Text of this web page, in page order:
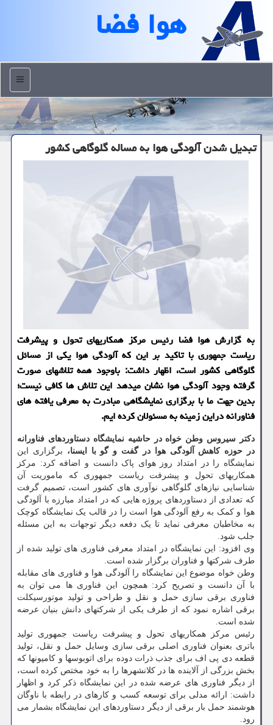
هوا فضا
منو
تبدیل شدن آلودگی هوا به مساله گلوگاهی كشور
به گزارش هوا فضا رئیس مرکز همکاریهای تحول و پیشرفت
ریاست جمهوری با تاکید بر این که آلودگی هوا یکی از مسائل
گلوگاهی کشور است، اظهار داشت: باوجود همه تلاشهای صورت
گرفته وجود آلودگی هوا نشان میدهد این تلاش ها کافی نیست؛
بدین جهت ما با برگزاری نمایشگاهی مبادرت به معرفی یافته های
فناورانه دراین زمینه به مسئولان کرده ایم.
دکتر سیروس وطن خواه در حاشیه نمایشگاه دستاوردهای فناورانه
در حوزه کاهش آلودگی هوا در گفت و گو با ایسنا، برگزاری این
نمایشگاه را در امتداد روز هوای پاک دانست و اضافه کرد: مرکز
همکاریهای تحول و پیشرفت ریاست جمهوری که ماموریت آن
شناسایی نیازهای گلوگاهی نوآوری های کشور است، تصمیم گرفت
که تعدادی از دستاوردهای پروژه هایی که در امتداد مبارزه با آلودگی
هوا و کمک به رفع آلودگی هوا است را در قالب یک نمایشگاه کوچک
به مخاطبان معرفی نماید تا یک دفعه دیگر توجهات به این مسئله
جلب شود.
وی افزود: این نمایشگاه در امتداد معرفی فناوری های تولید شده از
طرف شرکتها و فناوران برگزار شده است.
وطن خواه موضوع این نمایشگاه را آلودگی هوا و فناوری های مقابله
با آن دانست و تصریح کرد: همچون این فناوری ها می توان به
فناوری برقی سازی حمل و نقل و طراحی و تولید موتورسیکلت
برقی اشاره نمود که از طرف یکی از شرکتهای دانش بنیان عرضه
شده است.
رئیس مرکز همکاریهای تحول و پیشرفت ریاست جمهوری تولید
باتری بعنوان فناوری اصلی برقی سازی وسایل حمل و نقل، تولید
قطعه دی پی اف برای جذب ذرات دوده برای اتوبوسها و کامیونها که
بخش بزرگی از آلاینده ها در کلانشهرها را به خود مختص کرده است،
از دیگر فناوری های عرضه شده در این نمایشگاه ذکر کرد و اظهار
داشت: ارائه مدلی برای توسعه کسب و کارهای در رابطه با ناوگان
هوشمند حمل بار برقی از دیگر دستاوردهای این نمایشگاه بشمار می
رود.